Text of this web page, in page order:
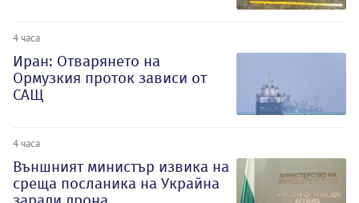
4 часа
Иран: Отварянето на
Ормузкия проток зависи от
САЩ
4 часа
Външният министър извика на
среща посланика на Украйна